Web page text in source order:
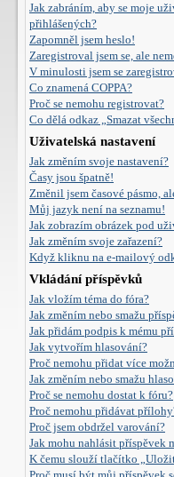
Jak zabráním, aby se moje
přihlášených?
Zapomněl jsem heslo!
Zaregistroval jsem se, ale
V minulosti jsem se
Co znamená COPPA?
Proč se nemohu registrovat?
Co dělá odkaz „Smazat
Uživatelská nastavení
Jak změním svoje nastavení?
Časy jsou špatně!
Změnil jsem časové pásmo,
Můj jazyk není na seznamu!
Jak zobrazím obrázek pod
Jak změním svoje zařazení?
Když kliknu na e-mailový
Vkládání příspěvků
Jak vložím téma do fóra?
Jak změním nebo smažu
Jak přidám podpis k mému
Jak vytvořím hlasování?
Proč nemohu přidat více
Jak změním nebo smažu
Proč se nemohu dostat k fóru?
Proč nemohu přidávat
Proč jsem obdržel varování?
Jak mohu nahlásit příspěvek
K čemu slouží tlačítko